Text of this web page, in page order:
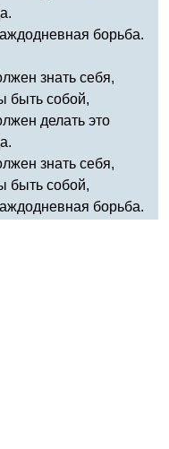
борьба.
знать себя,
быть собой,
делать это
знать себя,
быть собой,
борьба.